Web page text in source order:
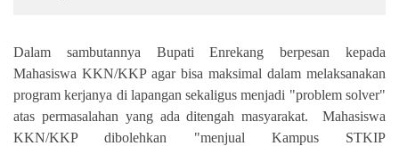
Dalam sambutannya Bupati Enrekang berpesan kepada
Mahasiswa KKN/KKP agar bisa maksimal dalam melaksanakan
program kerjanya di lapangan sekaligus menjadi "problem solver"
atas permasalahan yang ada ditengah masyarakat. Mahasiswa
KKN/KKP dibolehkan "menjual Kampus STKIP